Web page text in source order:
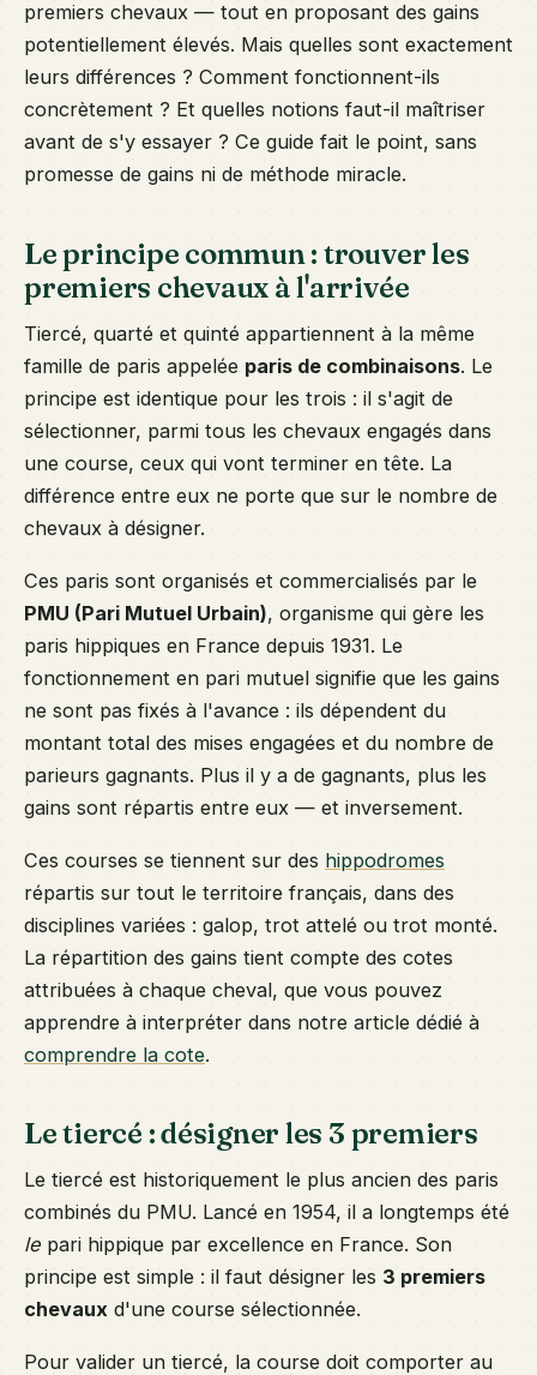
premiers chevaux — tout en proposant des gains
potentiellement élevés. Mais quelles sont exactement
leurs différences ? Comment fonctionnent-ils
concrètement ? Et quelles notions faut-il maîtriser
avant de s'y essayer ? Ce guide fait le point, sans
promesse de gains ni de méthode miracle.
Le principe commun : trouver les
premiers chevaux à l'arrivée
Tiercé, quarté et quinté appartiennent à la même
famille de paris appelée paris de combinaisons. Le
principe est identique pour les trois : il s'agit de
sélectionner, parmi tous les chevaux engagés dans
une course, ceux qui vont terminer en tête. La
différence entre eux ne porte que sur le nombre de
chevaux à désigner.
Ces paris sont organisés et commercialisés par le
PMU (Pari Mutuel Urbain), organisme qui gère les
paris hippiques en France depuis 1931. Le
fonctionnement en pari mutuel signifie que les gains
ne sont pas fixés à l'avance : ils dépendent du
montant total des mises engagées et du nombre de
parieurs gagnants. Plus il y a de gagnants, plus les
gains sont répartis entre eux — et inversement.
Ces courses se tiennent sur des hippodromes
répartis sur tout le territoire français, dans des
disciplines variées : galop, trot attelé ou trot monté.
La répartition des gains tient compte des cotes
attribuées à chaque cheval, que vous pouvez
apprendre à interpréter dans notre article dédié à
comprendre la cote.
Le tiercé : désigner les 3 premiers
Le tiercé est historiquement le plus ancien des paris
combinés du PMU. Lancé en 1954, il a longtemps été
le pari hippique par excellence en France. Son
principe est simple : il faut désigner les 3 premiers
chevaux d'une course sélectionnée.
Pour valider un tiercé, la course doit comporter au